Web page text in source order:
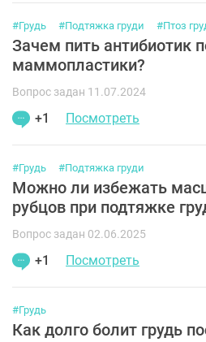
#Грудь #Подтяжка груди #Птоз
Зачем пить антибиотик
маммопластики?
Вопрос задан 11.07.2024
+1 Посмотреть
#Грудь #Подтяжка груди
Можно ли избежать
рубцов при подтяжке
Вопрос задан 02.06.2025
+1 Посмотреть
#Грудь
Как долго болит грудь